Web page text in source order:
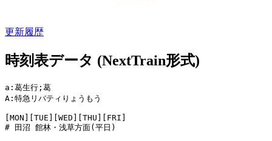
更新履歴
時刻表データ (NextTrain形式)
a:葛生行;葛
A:特急リバティりょうもう
[MON][TUE][WED][THU][FRI]
# 田沼 館林・浅草方面(平日)